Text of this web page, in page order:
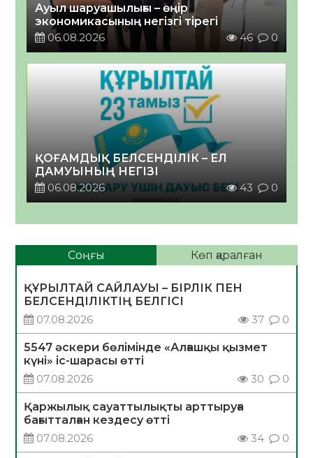
Ауыл шаруашылығы – өңір
экономикасының негізгі тірегі
06.08.2026
46 0
ҚОҒАМДЫҚ БЕЛСЕНДІЛІК – ЕЛ
ДАМУЫНЫҢ НЕГІЗІ
06.08.2026
43 0
Соңғы Көп қаралған
ҚҰРЫЛТАЙ САЙЛАУЫ – БІРЛІК ПЕН
БЕЛСЕНДІЛІКТІҢ БЕЛГІСІ
07.08.2026
37 0
5547 әскери бөлімінде «Алғашқы қызмет
күні» іс-шарасы өтті
07.08.2026
30 0
Қаржылық сауаттылықты арттыруға
бағытталған кездесу өтті
07.08.2026
34 0